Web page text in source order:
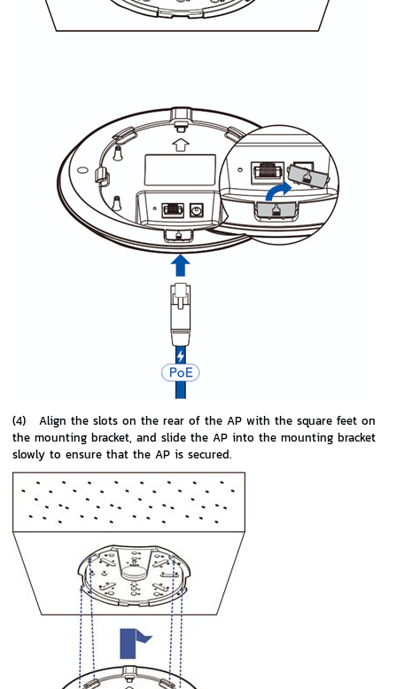
(4)Align the slots on the rear of the AP with the square feet on
the mounting bracket, and slide the AP into the mounting bracket
slowly to ensure that the AP is secured.